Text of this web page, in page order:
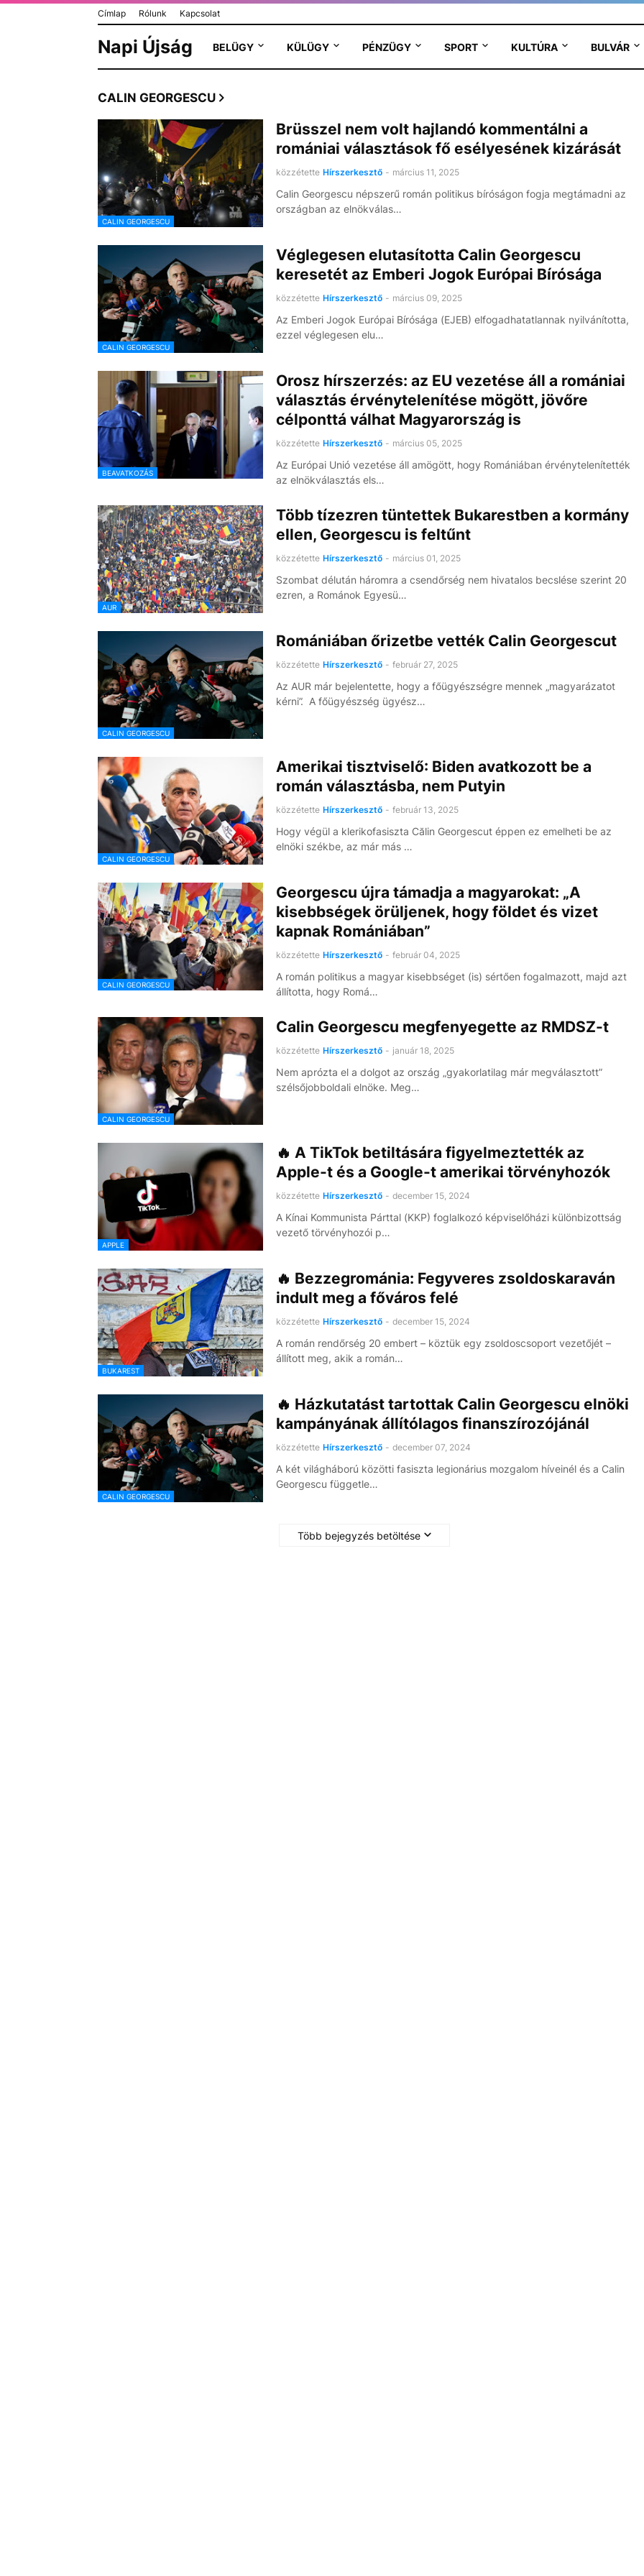
Címlap Rólunk Kapcsolat
Napi Újság BELÜGY KÜLÜGY PÉNZÜGY SPORT KULTÚRA BULVÁR
CALIN GEORGESCU
CALIN GEORGESCU
Brüsszel nem volt hajlandó kommentálni a
romániai választások fő esélyesének kizárását
közzétette Hírszerkesztő - március 11, 2025
Calin Georgescu népszerű román politikus bíróságon fogja megtámadni az
országban az elnökválas…
CALIN GEORGESCU
Véglegesen elutasította Calin Georgescu
keresetét az Emberi Jogok Európai Bírósága
közzétette Hírszerkesztő - március 09, 2025
Az Emberi Jogok Európai Bírósága (EJEB) elfogadhatatlannak nyilvánította,
ezzel véglegesen elu…
BEAVATKOZÁS
Orosz hírszerzés: az EU vezetése áll a romániai
választás érvénytelenítése mögött, jövőre
célponttá válhat Magyarország is
közzétette Hírszerkesztő - március 05, 2025
Az Európai Unió vezetése áll amögött, hogy Romániában érvénytelenítették
az elnökválasztás els…
AUR
Több tízezren tüntettek Bukarestben a kormány
ellen, Georgescu is feltűnt
közzétette Hírszerkesztő - március 01, 2025
Szombat délután háromra a csendőrség nem hivatalos becslése szerint 20
ezren, a Románok Egyesü…
CALIN GEORGESCU
Romániában őrizetbe vették Calin Georgescut
közzétette Hírszerkesztő - február 27, 2025
Az AUR már bejelentette, hogy a főügyészségre mennek „magyarázatot
kérni”. A főügyészség ügyész…
CALIN GEORGESCU
Amerikai tisztviselő: Biden avatkozott be a
román választásba, nem Putyin
közzétette Hírszerkesztő - február 13, 2025
Hogy végül a klerikofasiszta Călin Georgescut éppen ez emelheti be az
elnöki székbe, az már más …
CALIN GEORGESCU
Georgescu újra támadja a magyarokat: „A
kisebbségek örüljenek, hogy földet és vizet
kapnak Romániában”
közzétette Hírszerkesztő - február 04, 2025
A román politikus a magyar kisebbséget (is) sértően fogalmazott, majd azt
állította, hogy Romá…
CALIN GEORGESCU
Calin Georgescu megfenyegette az RMDSZ-t
közzétette Hírszerkesztő - január 18, 2025
Nem aprózta el a dolgot az ország „gyakorlatilag már megválasztott”
szélsőjobboldali elnöke. Meg…
APPLE
🔥 A TikTok betiltására figyelmeztették az
Apple-t és a Google-t amerikai törvényhozók
közzétette Hírszerkesztő - december 15, 2024
A Kínai Kommunista Párttal (KKP) foglalkozó képviselőházi különbizottság
vezető törvényhozói p…
BUKAREST
🔥 Bezzegrománia: Fegyveres zsoldoskaraván
indult meg a főváros felé
közzétette Hírszerkesztő - december 15, 2024
A román rendőrség 20 embert – köztük egy zsoldoscsoport vezetőjét –
állított meg, akik a román…
CALIN GEORGESCU
🔥 Házkutatást tartottak Calin Georgescu elnöki
kampányának állítólagos finanszírozójánál
közzétette Hírszerkesztő - december 07, 2024
A két világháború közötti fasiszta legionárius mozgalom híveinél és a Calin
Georgescu függetle…
Több bejegyzés betöltése